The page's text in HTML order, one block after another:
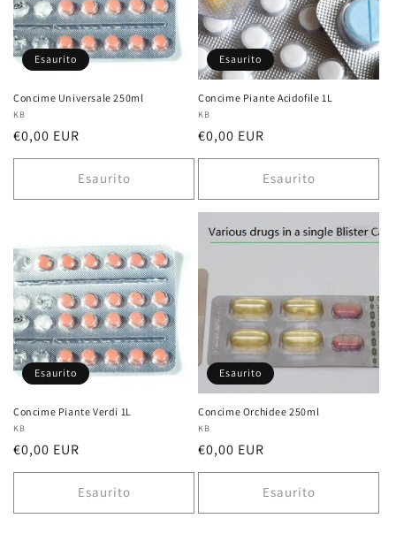
Esaurito
Concime Universale 250ml
Fornitore:
KB
Prezzo
di
€0,00 EUR
Esaurito
Esaurito
Concime Piante Acidofile 1L
Fornitore:
KB
Prezzo
di
€0,00 EUR
Esaurito
Esaurito
Concime Piante Verdi 1L
Fornitore:
KB
Prezzo
di
€0,00 EUR
Esaurito
Esaurito
Concime Orchidee 250ml
Fornitore:
KB
Prezzo
di
€0,00 EUR
Esaurito